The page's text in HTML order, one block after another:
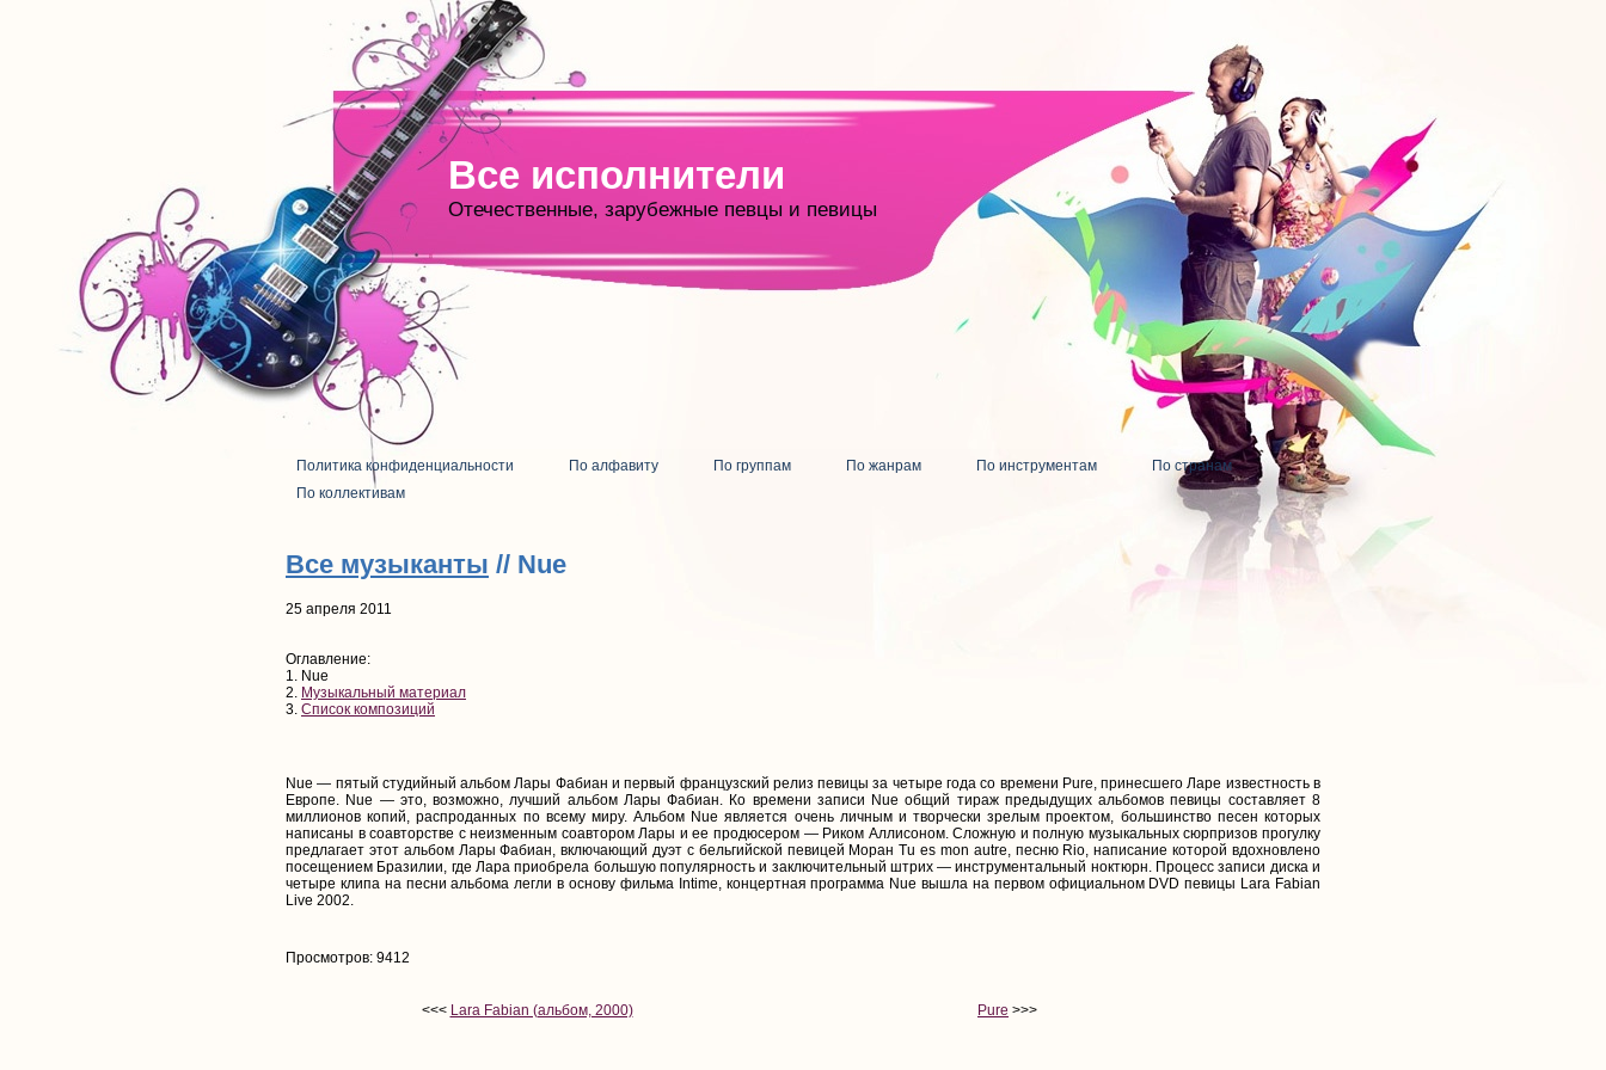
Все исполнители
Отечественные, зарубежные певцы и певицы
Политика конфиденциальности По алфавиту По группам По жанрам По инструментам
По странам
По коллективам
Все музыканты // Nue
25 апреля 2011
Оглавление:
1. Nue
2. Музыкальный материал
3. Список композиций
Nue — пятый студийный альбом Лары Фабиан и первый французский релиз певицы за четыре года со времени Pure, принесшего Ларе известность в
Европе. Nue — это, возможно, лучший альбом Лары Фабиан. Ко времени записи Nue общий тираж предыдущих альбомов певицы составляет 8
миллионов копий, распроданных по всему миру. Альбом Nue является очень личным и творчески зрелым проектом, большинство песен которых
написаны в соавторстве с неизменным соавтором Лары и ее продюсером — Риком Аллисоном. Сложную и полную музыкальных сюрпризов прогулку
предлагает этот альбом Лары Фабиан, включающий дуэт с бельгийской певицей Моран Tu es mon autre, песню Rio, написание которой вдохновлено
посещением Бразилии, где Лара приобрела большую популярность и заключительный штрих — инструментальный ноктюрн. Процесс записи диска и
четыре клипа на песни альбома легли в основу фильма Intime, концертная программа Nue вышла на первом официальном DVD певицы Lara Fabian
Live 2002.
Просмотров: 9412
<<< Lara Fabian (альбом, 2000) Pure >>>